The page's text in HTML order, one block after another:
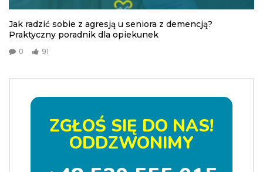
Jak radzić sobie z agresją u seniora z demencją?
Praktyczny poradnik dla opiekunek
0 91
ZGŁOŚ SIĘ DO NAS!
ODDZWONIMY